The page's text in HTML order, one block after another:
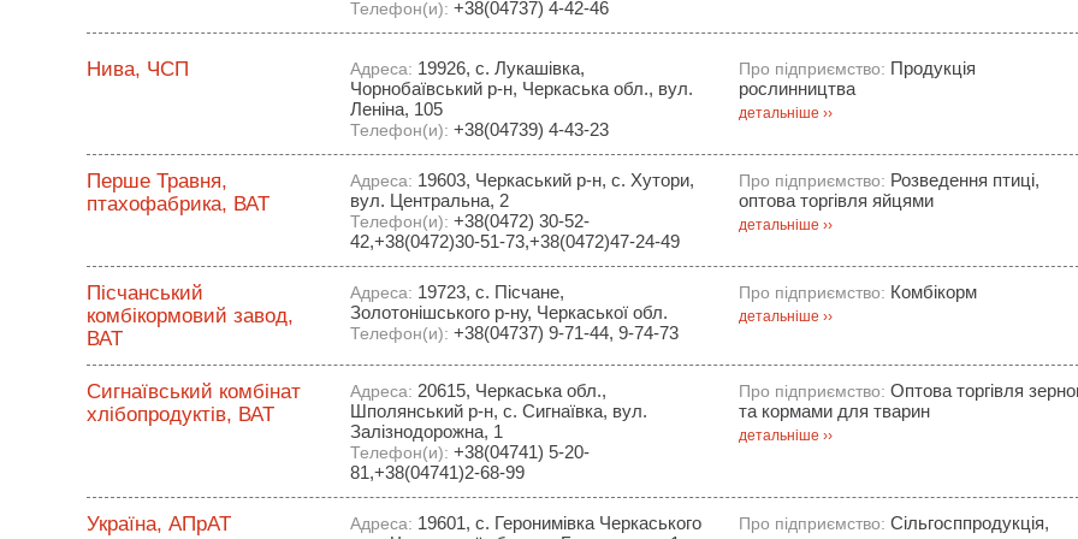
Телефон(и): +38(04737) 4-42-46
Нива, ЧСП Адреса: 19926, с. Лукашівка,
Чорнобаївський р-н, Черкаська обл., вул.
Леніна, 105
Телефон(и): +38(04739) 4-43-23
Про підприємство: Продукція
рослинництва
детальніше ››
Перше Травня,
птахофабрика, ВАТ
Адреса: 19603, Черкаський р-н, с. Хутори,
вул. Центральна, 2
Телефон(и): +38(0472) 30-52-
42,+38(0472)30-51-73,+38(0472)47-24-49
Про підприємство: Розведення птиці,
оптова торгівля яйцями
детальніше ››
Пісчанський
комбікормовий завод,
ВАТ
Адреса: 19723, с. Пісчане,
Золотонішського р-ну, Черкаської обл.
Телефон(и): +38(04737) 9-71-44, 9-74-73
Про підприємство: Комбікорм
детальніше ››
Сигнаївський комбінат
хлібопродуктів, ВАТ
Адреса: 20615, Черкаська обл.,
Шполянський р-н, с. Сигнаївка, вул.
Залізнодорожна, 1
Телефон(и): +38(04741) 5-20-
81,+38(04741)2-68-99
Про підприємство: Оптова торгівля
та кормами для тварин
детальніше ››
Україна, АПрАТ Адреса: 19601, с. Геронимівка Черкаського
Про підприємство: Сільгосппродукція,